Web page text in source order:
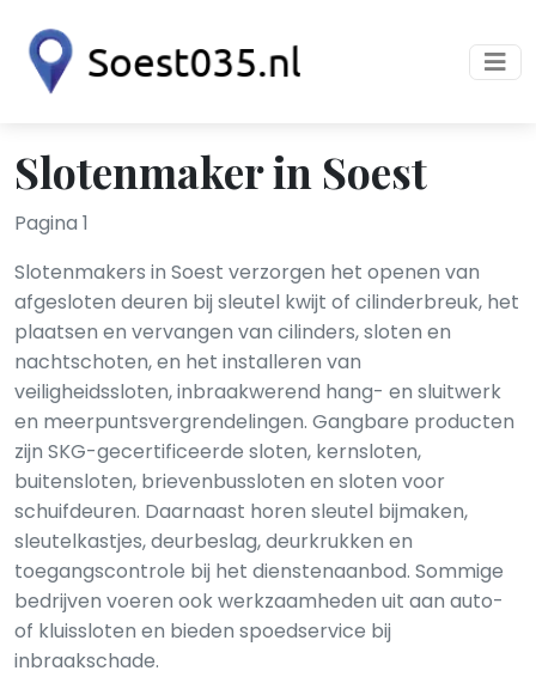
Slotenmaker in Soest
Pagina 1
Slotenmakers in Soest verzorgen het openen van
afgesloten deuren bij sleutel kwijt of cilinderbreuk, het
plaatsen en vervangen van cilinders, sloten en
nachtschoten, en het installeren van
veiligheidssloten, inbraakwerend hang- en sluitwerk
en meerpuntsvergrendelingen. Gangbare producten
zijn SKG-gecertificeerde sloten, kernsloten,
buitensloten, brievenbussloten en sloten voor
schuifdeuren. Daarnaast horen sleutel bijmaken,
sleutelkastjes, deurbeslag, deurkrukken en
toegangscontrole bij het dienstenaanbod. Sommige
bedrijven voeren ook werkzaamheden uit aan auto-
of kluis­sloten en bieden spoedservice bij
inbraakschade.